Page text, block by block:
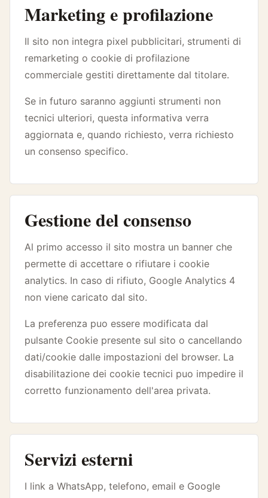
Marketing e profilazione
Il sito non integra pixel pubblicitari, strumenti di
remarketing o cookie di profilazione
commerciale gestiti direttamente dal titolare.
Se in futuro saranno aggiunti strumenti non
tecnici ulteriori, questa informativa verra
aggiornata e, quando richiesto, verra richiesto
un consenso specifico.
Gestione del consenso
Al primo accesso il sito mostra un banner che
permette di accettare o rifiutare i cookie
analytics. In caso di rifiuto, Google Analytics 4
non viene caricato dal sito.
La preferenza puo essere modificata dal
pulsante Cookie presente sul sito o cancellando
dati/cookie dalle impostazioni del browser. La
disabilitazione dei cookie tecnici puo impedire il
corretto funzionamento dell'area privata.
Servizi esterni
I link a WhatsApp, telefono, email e Google